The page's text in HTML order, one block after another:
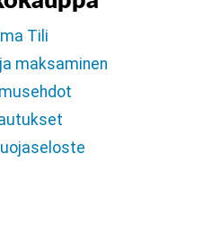
Tili
maksaminen